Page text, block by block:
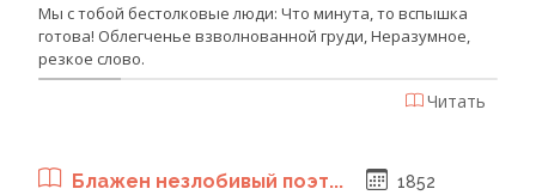
Мы с тобой бестолковые люди: Что минута, то вспышка
готова! Облегченье взволнованной груди, Неразумное,
резкое слово.
Читать
Блажен незлобивый поэт... 1852